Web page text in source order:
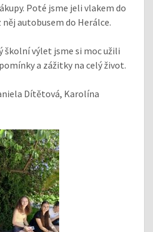
Poté jsme jeli vlakem do
něj autobusem do Herálce.
školní výlet jsme si moc užili
a zážitky na celý život.
Dítětová, Karolína